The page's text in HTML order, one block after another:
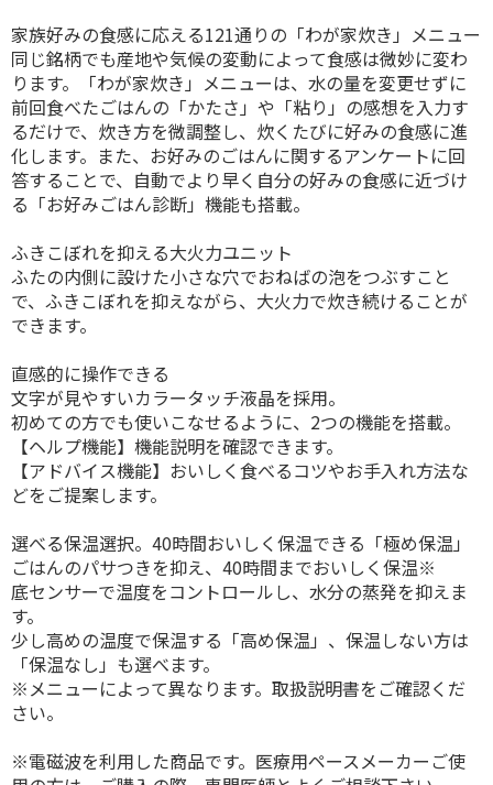
家族好みの食感に応える121通りの「わが家炊き」メニュー
同じ銘柄でも産地や気候の変動によって食感は微妙に変わ
ります。「わが家炊き」メニューは、水の量を変更せずに
前回食べたごはんの「かたさ」や「粘り」の感想を入力す
るだけで、炊き方を微調整し、炊くたびに好みの食感に進
化します。また、お好みのごはんに関するアンケートに回
答することで、自動でより早く自分の好みの食感に近づけ
る「お好みごはん診断」機能も搭載。
ふきこぼれを抑える大火力ユニット
ふたの内側に設けた小さな穴でおねばの泡をつぶすこと
で、ふきこぼれを抑えながら、大火力で炊き続けることが
できます。
直感的に操作できる
文字が見やすいカラータッチ液晶を採用。
初めての方でも使いこなせるように、2つの機能を搭載。
【ヘルプ機能】機能説明を確認できます。
【アドバイス機能】おいしく食べるコツやお手入れ方法な
どをご提案します。
選べる保温選択。40時間おいしく保温できる「極め保温」
ごはんのパサつきを抑え、40時間までおいしく保温※
底センサーで温度をコントロールし、水分の蒸発を抑えま
す。
少し高めの温度で保温する「高め保温」、保温しない方は
「保温なし」も選べます。
※メニューによって異なります。取扱説明書をご確認くだ
さい。
※電磁波を利用した商品です。医療用ペースメーカーご使